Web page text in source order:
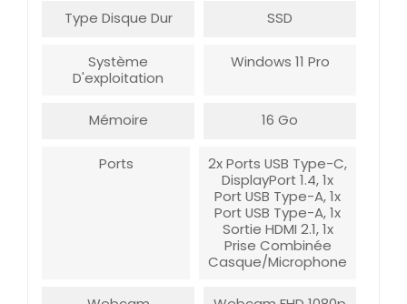
Type Disque Dur
SSD
Système
D'exploitation
Windows 11 Pro
Mémoire 16 Go
Ports
2x Ports USB Type-C,
DisplayPort 1.4, 1x
Port USB Type-A, 1x
Port USB Type-A, 1x
Sortie HDMI 2.1, 1x
Prise Combinée
Casque/microphone